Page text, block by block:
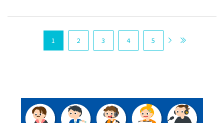
1 2 3 4 5